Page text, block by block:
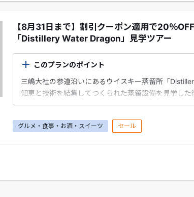
【8月31日まで】割引クーポン適用で20％
「Distillery Water Dragon」見学ツアー
このプランのポイント
三嶋大社の参道沿いにあるウイスキー蒸留所「
知恵と技術を結集してつくられた蒸留設備を見学し
す♪
グルメ・食事・お酒・スイーツ セール